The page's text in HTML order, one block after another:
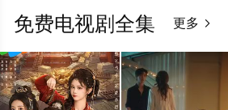
免费电视剧全集 更多 